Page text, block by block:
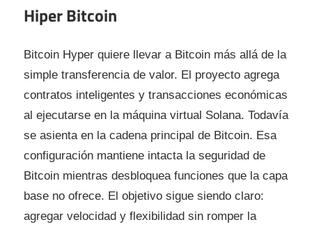
Hiper Bitcoin
Bitcoin Hyper quiere llevar a Bitcoin más allá de la
simple transferencia de valor. El proyecto agrega
contratos inteligentes y transacciones económicas
al ejecutarse en la máquina virtual Solana. Todavía
se asienta en la cadena principal de Bitcoin. Esa
configuración mantiene intacta la seguridad de
Bitcoin mientras desbloquea funciones que la capa
base no ofrece. El objetivo sigue siendo claro:
agregar velocidad y flexibilidad sin romper la